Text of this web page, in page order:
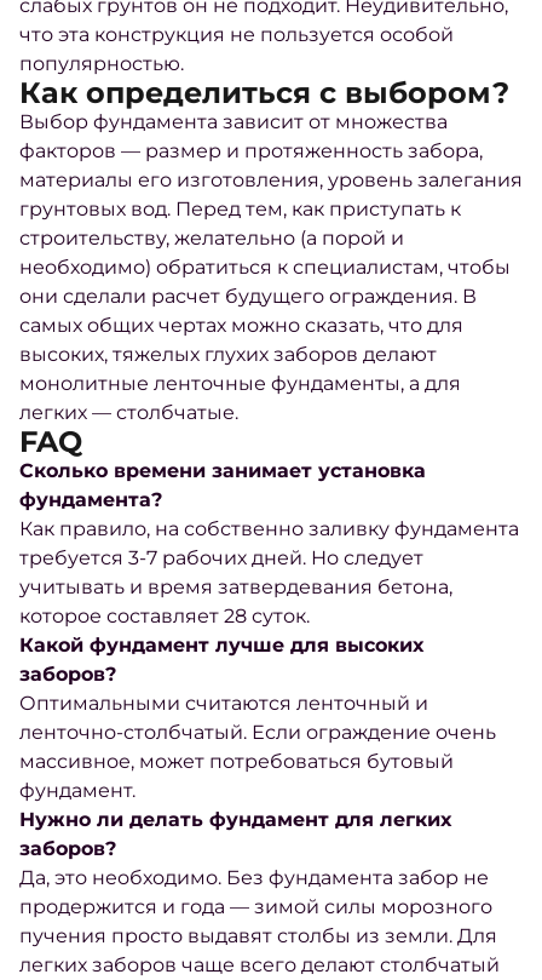
слабых грунтов он не подходит. Неудивительно,
что эта конструкция не пользуется особой
популярностью.
Как определиться с выбором?
Выбор фундамента зависит от множества
факторов — размер и протяженность забора,
материалы его изготовления, уровень залегания
грунтовых вод. Перед тем, как приступать к
строительству, желательно (а порой и
необходимо) обратиться к специалистам, чтобы
они сделали расчет будущего ограждения. В
самых общих чертах можно сказать, что для
высоких, тяжелых глухих заборов делают
монолитные ленточные фундаменты, а для
легких — столбчатые.
FAQ
Сколько времени занимает установка
фундамента?
Как правило, на собственно заливку фундамента
требуется 3-7 рабочих дней. Но следует
учитывать и время затвердевания бетона,
которое составляет 28 суток.
Какой фундамент лучше для высоких
заборов?
Оптимальными считаются ленточный и
ленточно-столбчатый. Если ограждение очень
массивное, может потребоваться бутовый
фундамент.
Нужно ли делать фундамент для легких
заборов?
Да, это необходимо. Без фундамента забор не
продержится и года — зимой силы морозного
пучения просто выдавят столбы из земли. Для
легких заборов чаще всего делают столбчатый